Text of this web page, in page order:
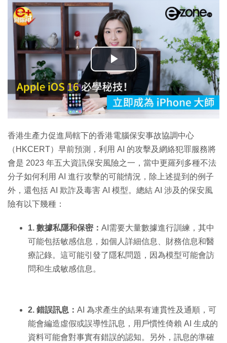
播
放
影
片
香港生產力促進局轄下的香港電腦保安事故協調中心
（HKCERT）早前預測，利用 AI 的攻擊及網絡犯罪服務將
會是 2023 年五大資訊保安風險之一，當中更羅列多種不法
分子如何利用 AI 進行攻擊的可能情況，除上述提到的例子
外，還包括 AI 欺詐及毒害 AI 模型​。總結 AI 涉及的保安風
險有以下幾種：
1. 數據私隱和保密： AI需要大量數據進行訓練，其中
可能包括敏感信息，如個人詳細信息、財務信息和醫
療記錄。這可能引發了隱私問題，因為模型可能會訪
問和生成敏感信息。
2. 錯誤訊息： AI 為求產生的結果有連貫性及通順，可
能會編造虛假或誤導性訊息，用戶慣性倚賴 AI 生成的
資料可能會對事實有錯誤的認知。另外，訊息的準確